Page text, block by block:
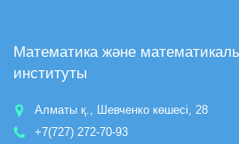
OPTIMIZATION” EEASO-2024
ПРОФЕССОР ҒЫЛЫМИ АТАҒЫН АЛУҒА
ДОЦЕНТ ҒЫЛЫМИ АТАҒЫН АЛУҒА
САНДУҒАШ ТАБЫЛДИЕВНАНЫҢ
Математика және
институты
Алматы қ., Шевченко көшесі, 28
+7(727) 272-70-93